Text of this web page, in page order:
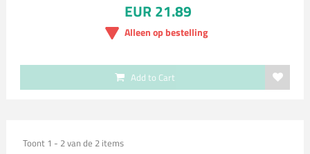
EUR 21.89
Alleen op bestelling
Add to Cart
Toont 1 - 2 van de 2 items